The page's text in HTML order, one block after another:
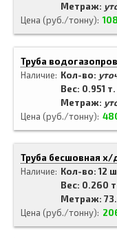
Метраж:
Цена (руб./тонну)
Труба
Наличие
Кол-во:
Вес: 0.951 т.
Метраж:
Цена (руб./тонну)
Труба бесшовная х/
Наличие
Кол-во: 12
Вес: 0.260
Метраж:
Цена (руб./тонну)